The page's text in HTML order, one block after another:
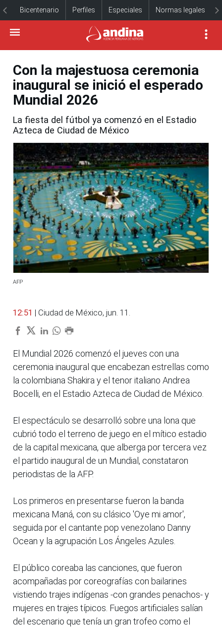
Bicentenario Perfiles Especiales Normas legales
Con la majestuosa ceremonia
inaugural se inició el esperado
Mundial 2026
La fiesta del fútbol ya comenzó en el Estadio
Azteca de Ciudad de México
AFP
12:51 | Ciudad de México, jun. 11.
El Mundial 2026 comenzó el jueves con una
ceremonia inaugural que encabezan estrellas como
la colombiana Shakira y el tenor italiano Andrea
Bocelli, en el Estadio Azteca de Ciudad de México.
El espectáculo se desarrolló sobre una lona que
cubrió todo el terreno de juego en el mítico estadio
de la capital mexicana, que alberga por tercera vez
el partido inaugural de un Mundial, constataron
periodistas de la AFP.
Los primeros en presentarse fueron la banda
mexicana Maná, con su clásico 'Oye mi amor',
seguida por el cantante pop venezolano Danny
Ocean y la agrupación Los Ángeles Azules.
El público coreaba las canciones, que fueron
acompañadas por coreografías con bailarines
vistiendo trajes indígenas -con grandes penachos- y
mujeres en trajes típicos. Fuegos artificiales salían
del escenario que tenía un gran trofeo como el